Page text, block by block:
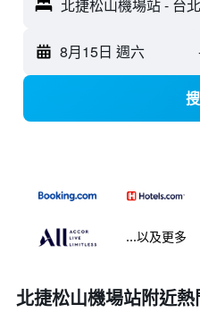
北捷松山機場站 - 台
8月15日 週六
...以及更多
北捷松山機場站附近熱